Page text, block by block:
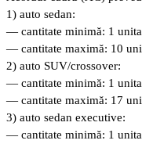
1) auto sedan:
— cantitate minimă: 1
— cantitate maximă: 10
2) auto SUV/crossover:
— cantitate minimă: 1
— cantitate maximă: 17
3) auto sedan executive:
— cantitate minimă: 1